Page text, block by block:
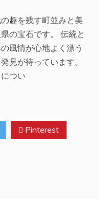
趣を残す町並みと美
の宝石です。 伝統と
風情が心地よく漂う
見が待っています。
つい
Pinterest